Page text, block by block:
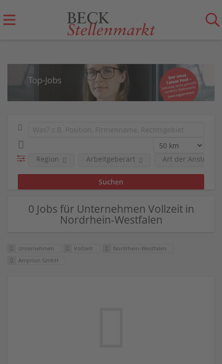
Region Arbeitgeberart Art der
0 Jobs für Unternehmen Vollzeit in
Nordrhein-Westfalen
Unternehmen Vollzeit
Nordrhein-Westfalen
Amprion GmbH